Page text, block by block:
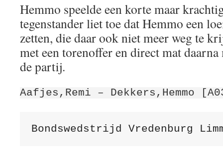
Hemmo speelde een korte maar
tegenstander liet toe dat Hemmo een
zetten, die daar ook niet meer weg te
met een torenoffer en direct mat daarna
de partij.
Aafjes,Remi – Dekkers,Hemmo
Bondswedstrijd Vredenburg